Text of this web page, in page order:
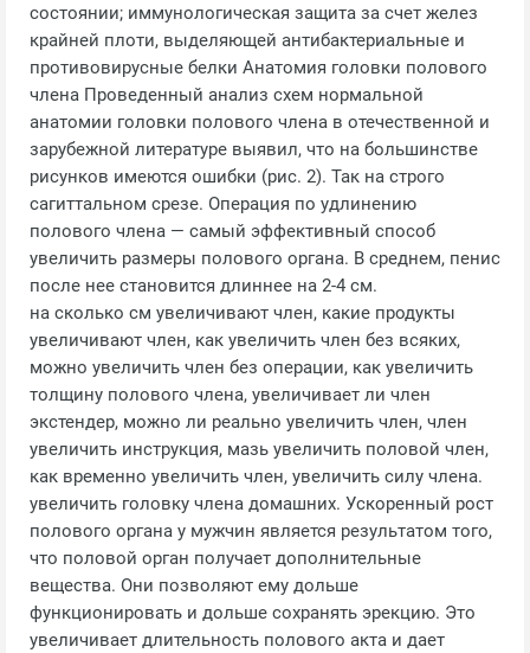
состоянии; иммунологическая защита за счет желез
крайней плоти, выделяющей антибактериальные и
противовирусные белки Анатомия головки полового
члена Проведенный анализ схем нормальной
анатомии головки полового члена в отечественной и
зарубежной литературе выявил, что на большинстве
рисунков имеются ошибки (рис. 2). Так на строго
сагиттальном срезе. Операция по удлинению
полового члена — самый эффективный способ
увеличить размеры полового органа. В среднем, пенис
после нее становится длиннее на 2-4 см.
на сколько см увеличивают член, какие продукты
увеличивают член, как увеличить член без всяких,
можно увеличить член без операции, как увеличить
толщину полового члена, увеличивает ли член
экстендер, можно ли реально увеличить член, член
увеличить инструкция, мазь увеличить половой член,
как временно увеличить член, увеличить силу члена.
увеличить головку члена домашних. Ускоренный рост
полового органа у мужчин является результатом того,
что половой орган получает дополнительные
вещества. Они позволяют ему дольше
функционировать и дольше сохранять эрекцию. Это
увеличивает длительность полового акта и дает